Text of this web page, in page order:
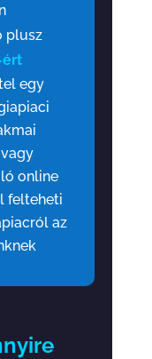
plusz
ért
egy
online
felteheti
az